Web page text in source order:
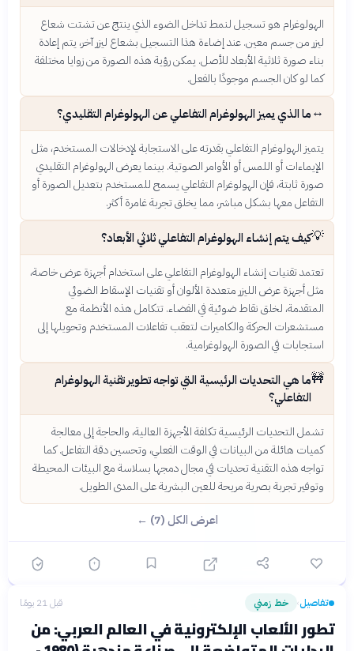
الهولوغرام هو تسجيل لنمط تداخل الضوء الذي ينتج عن تشتت شعاع
ليزر من جسم معين. عند إضاءة هذا التسجيل بشعاع ليزر آخر، يتم إعادة
بناء صورة ثلاثية الأبعاد للأصل. يمكن رؤية هذه الصورة من زوايا مختلفة
كما لو كان الجسم موجودًا بالفعل.
↔️ما الذي يميز الهولوغرام التفاعلي عن الهولوغرام التقليدي؟
يتميز الهولوغرام التفاعلي بقدرته على الاستجابة لإدخالات المستخدم، مثل
الإيماءات أو اللمس أو الأوامر الصوتية. بينما يعرض الهولوغرام التقليدي
صورة ثابتة، فإن الهولوغرام التفاعلي يسمح للمستخدم بتعديل الصورة أو
التفاعل معها بشكل مباشر، مما يخلق تجربة غامرة أكثر.
💡كيف يتم إنشاء الهولوغرام التفاعلي ثلاثي الأبعاد؟
تعتمد تقنيات إنشاء الهولوغرام التفاعلي على استخدام أجهزة عرض خاصة،
مثل أجهزة عرض الليزر متعددة الألوان أو تقنيات الإسقاط الضوئي
المتقدمة، لخلق نقاط ضوئية في الفضاء. تتكامل هذه الأنظمة مع
مستشعرات الحركة والكاميرات لتعقب تفاعلات المستخدم وتحويلها إلى
استجابات في الصورة الهولوغرامية.
🚧ما هي التحديات الرئيسية التي تواجه تطوير تقنية الهولوغرام
التفاعلي؟
تشمل التحديات الرئيسية تكلفة الأجهزة العالية، والحاجة إلى معالجة
كميات هائلة من البيانات في الوقت الفعلي، وتحسين دقة التفاعل. كما
تواجه هذه التقنية تحديات في مجال دمجها بسلاسة مع البيئات المحيطة
وتوفير تجربة بصرية مريحة للعين البشرية على المدى الطويل.
اعرض الكل (7) ←
تفاصيل› خط زمني قبل 21 يومًا
تطور الألعاب الإلكترونية في العالم العربي: من